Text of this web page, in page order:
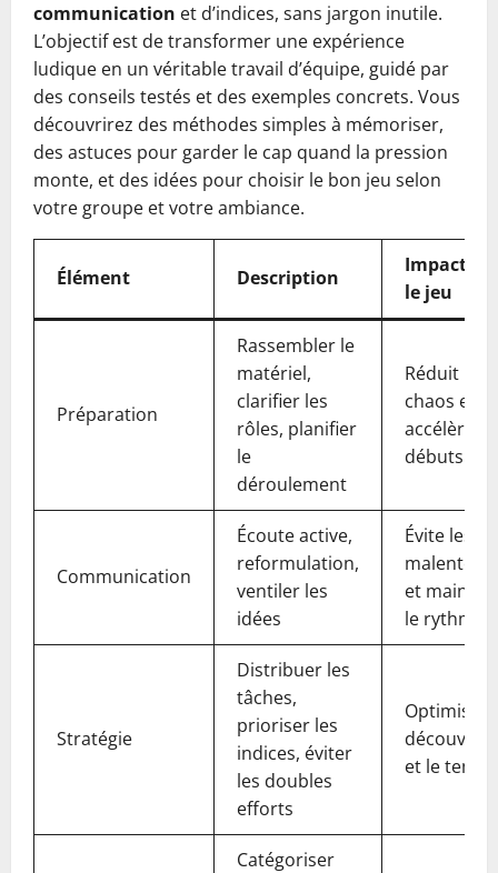
communication et d’indices, sans jargon inutile.
L’objectif est de transformer une expérience
ludique en un véritable travail d’équipe, guidé par
des conseils testés et des exemples concrets. Vous
découvrirez des méthodes simples à mémoriser,
des astuces pour garder le cap quand la pression
monte, et des idées pour choisir le bon jeu selon
votre groupe et votre ambiance.
Élément Description
Impact
le jeu
Préparation
Rassembler le
matériel,
clarifier les
rôles, planifier
le
déroulement
Réduit le
chaos et
accélère
débuts
Communication
Écoute active,
reformulation,
ventiler les
idées
Évite les
et
le rythme
Stratégie
Distribuer les
tâches,
prioriser les
indices, éviter
les doubles
efforts
Optimise
et le temps
Catégoriser